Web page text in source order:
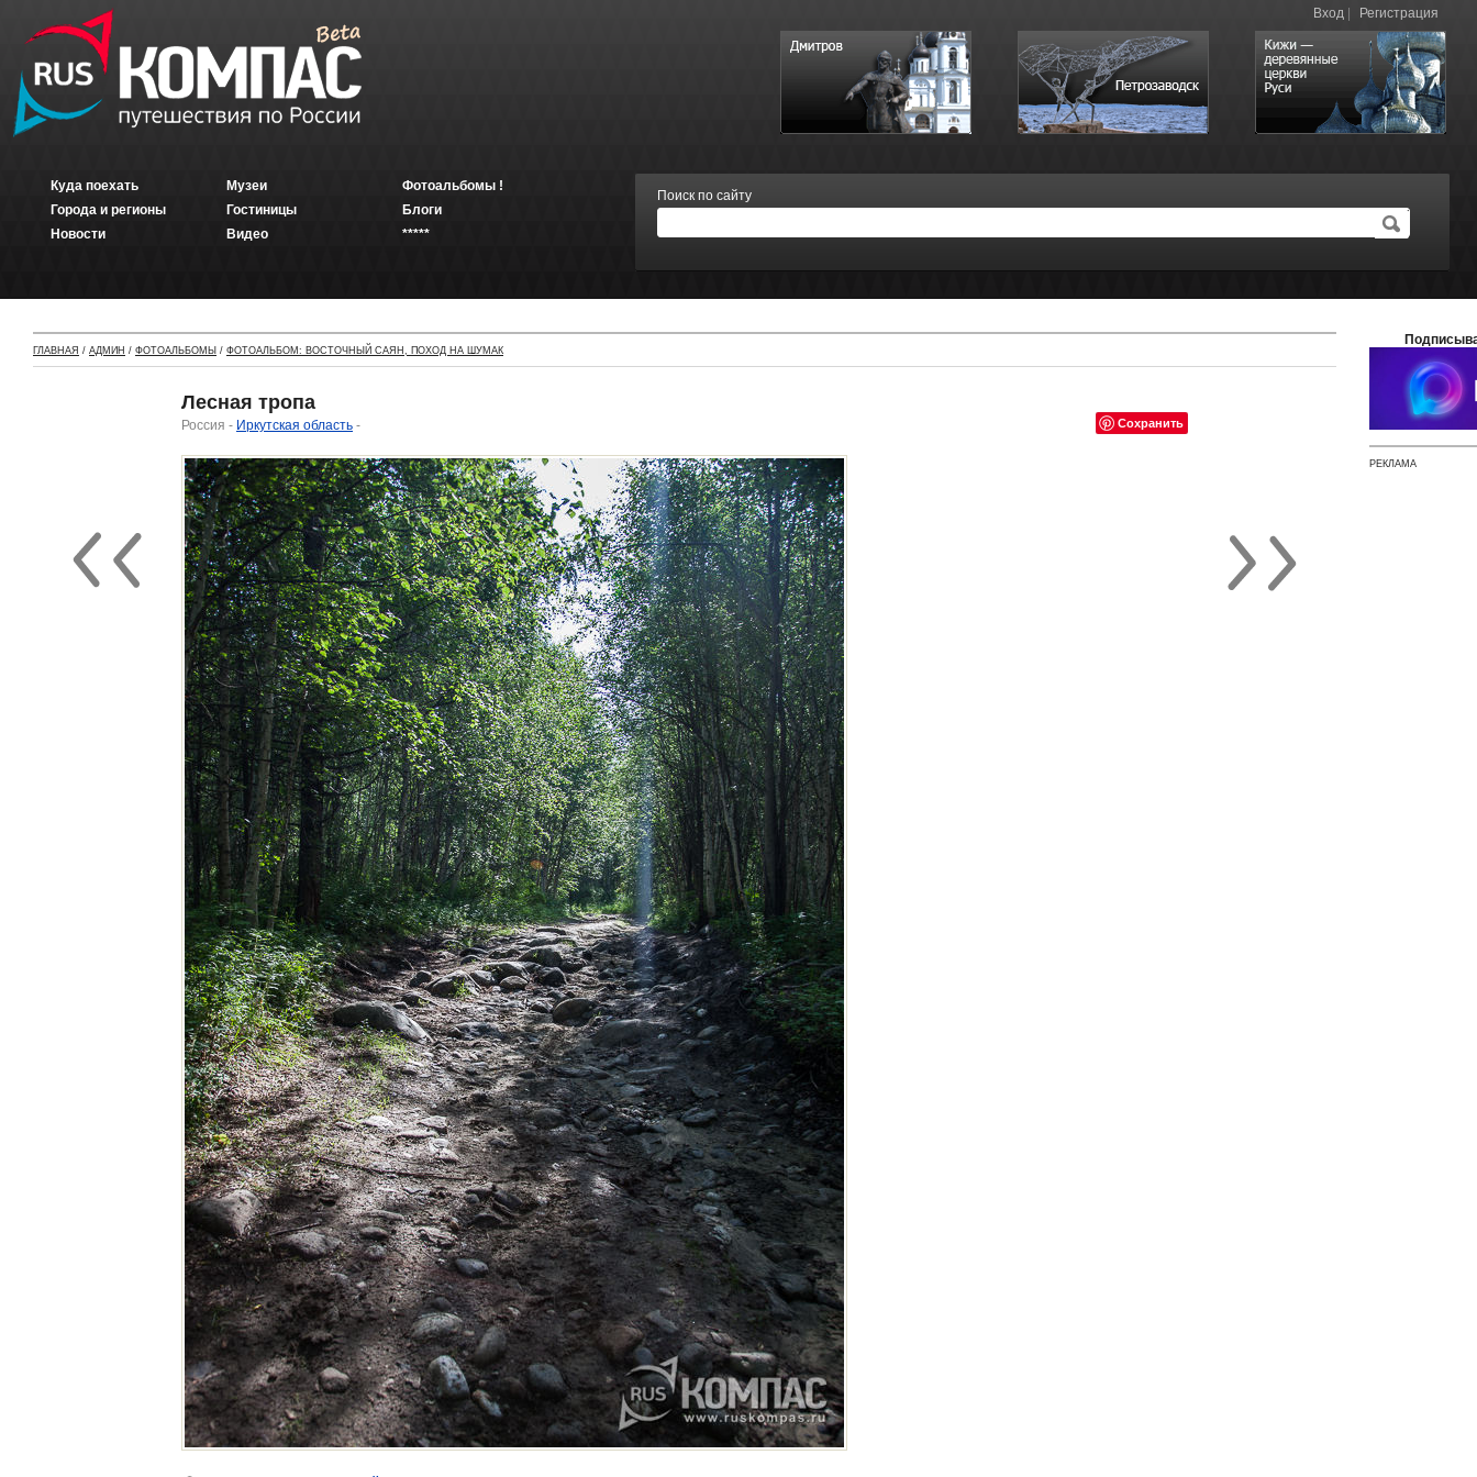
Вход Регистрация
Куда поехать
Города и регионы
Новости
Музеи
Гостиницы
Видео
Фотоальбомы !
Блоги
*****
Поиск по сайту
ГЛАВНАЯ / АДМИН / ФОТОАЛЬБОМЫ / ФОТОАЛЬБОМ: ВОСТОЧНЫЙ САЯН, ПОХОД НА ШУМАК
Лесная тропа
Сохранить
Россия - Иркутская область -
РЕКЛАМА